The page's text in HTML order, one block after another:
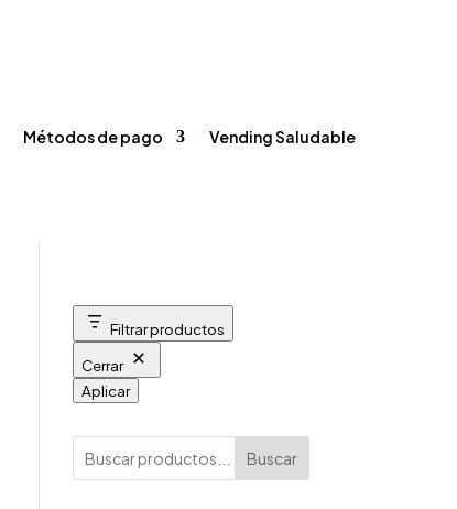
Métodos de pago Vending Saludable
Filtrar productos
Cerrar
Aplicar
Buscar